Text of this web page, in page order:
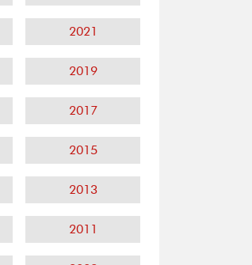
2021
2019
2017
2015
2013
2011